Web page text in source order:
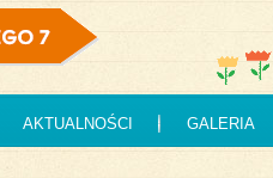
AKTUALNOŚCI GALERIA